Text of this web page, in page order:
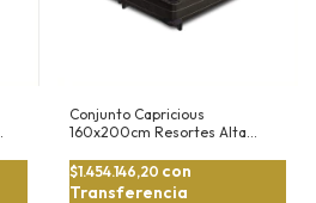
Conjunto Capricious
160x200cm Resortes Alta
$1.454.146,20 con
Transferencia